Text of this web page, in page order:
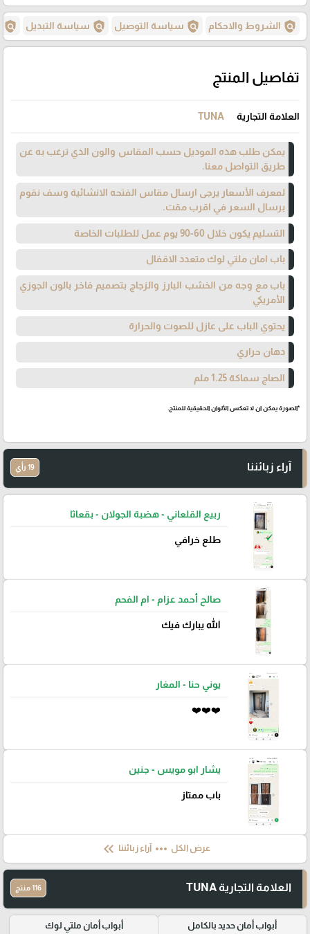
policy الشروط والاحكام policy سياسة التوصيل policy سياسة التبديل policy
تفاصيل المنتج
العلامة التجارية TUNA
يمكن طلب هذه الموديل حسب المقاس والون الذي ترغب به عن
طريق التواصل معنا.
لمعرف الأسعار يرجى ارسال مقاس الفتحه الانشائية وسف نقوم
برسال السعر في اقرب مقت.
التسليم يكون خلال 60-90 يوم عمل للطلبات الخاصة
باب امان ملتي لوك متعدد الاقفال
باب مع وجه من الخشب البارز والزجاج بتصميم فاخر بالون الجوزي
الأمريكي
يحتوي الباب على عازل للصوت والحرارة
دهان حراري
الصاج سماكة 1.25 ملم
*الصورة يمكن ان لا تعكس الألوان الحقيقية للمنتج.
آراء زبائننا 19 رأي
ربيع القلعاني - هضبة الجولان - بقعاثا
طلع خرافي
صالح أحمد عزام - ام الفحم
الله يبارك فيك
يوني حنا - المغار
❤️❤️❤️
يشار ابو مويس - جنين
باب ممتاز
عرض الكل more_horiz آراء زبائننا keyboard_double_arrow_left
العلامة التجارية TUNA 116 منتج
أبواب أمان حديد بالكامل أبواب أمان ملتي لوك